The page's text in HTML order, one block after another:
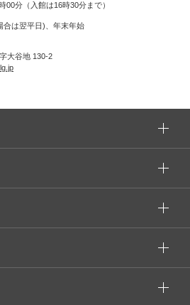
00分（入館は16時30分まで）
合は翌平日)、年末年始
大谷地 130-2